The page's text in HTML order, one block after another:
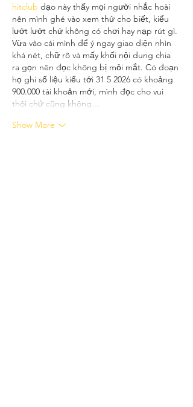
hitclub dạo này thấy mọi người nhắc hoài
nên mình ghé vào xem thử cho biết, kiểu
lướt lướt chứ không có chơi hay nạp rút gì.
Vừa vào cái mình để ý ngay giao diện nhìn
khá nét, chữ rõ và mấy khối nội dung chia
ra gọn nên đọc không bị mỏi mắt. Có đoạn
họ ghi số liệu kiểu tới 31 5 2026 có khoảng
900.000 tài khoản mới, mình đọc cho vui
thôi chứ cũng không…
Show More